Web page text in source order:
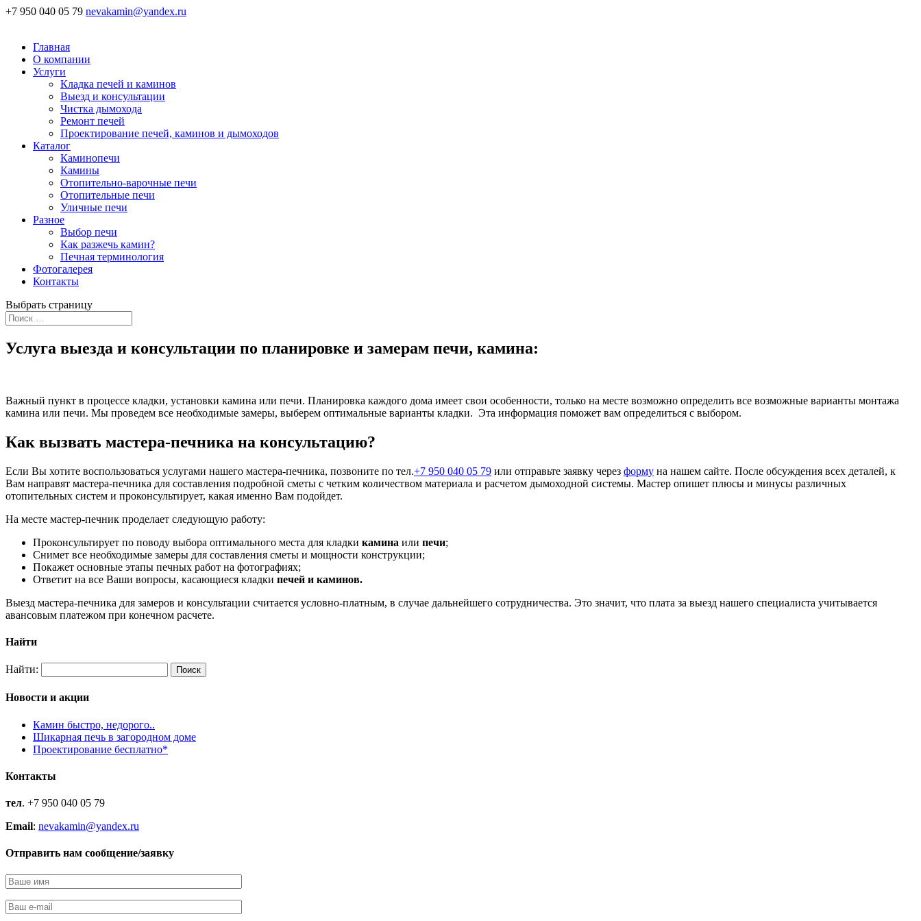
+7 950 040 05 79 nevakamin@yandex.ru
Главная
О компании
Услуги
Кладка печей и каминов
Выезд и консультации
Чистка дымохода
Ремонт печей
Проектирование печей, каминов и дымоходов
Каталог
Каминопечи
Камины
Отопительно-варочные печи
Отопительные печи
Уличные печи
Разное
Выбор печи
Как разжечь камин?
Печная терминология
Фотогалерея
Контакты
Выбрать страницу
Услуга выезда и консультации по планировке и замерам печи, камина:
Важный пункт в процессе кладки, установки камина или печи. Планировка каждого дома имеет свои особенности, только на месте возможно определить все возможные варианты монтажа
камина или печи. Мы проведем все необходимые замеры, выберем оптимальные варианты кладки. Эта информация поможет вам определиться с выбором.
Как вызвать мастера-печника на консультацию?
Если Вы хотите воспользоваться услугами нашего мастера-печника, позвоните по тел.+7 950 040 05 79 или отправьте заявку через форму на нашем сайте. После обсуждения всех деталей, к
Вам направят мастера-печника для составления подробной сметы с четким количеством материала и расчетом дымоходной системы. Мастер опишет плюсы и минусы различных
отопительных систем и проконсультирует, какая именно Вам подойдет.
На месте мастер-печник проделает следующую работу:
Проконсультирует по поводу выбора оптимального места для кладки камина или печи;
Снимет все необходимые замеры для составления сметы и мощности конструкции;
Покажет основные этапы печных работ на фотографиях;
Ответит на все Ваши вопросы, касающиеся кладки печей и каминов.
Выезд мастера-печника для замеров и консультации считается условно-платным, в случае дальнейшего сотрудничества. Это значит, что плата за выезд нашего специалиста учитывается
авансовым платежом при конечном расчете.
Найти
Найти:
Новости и акции
Камин быстро, недорого..
Шикарная печь в загородном доме
Проектирование бесплатно*
Контакты
тел. +7 950 040 05 79
Email: nevakamin@yandex.ru
Отправить нам сообщение/заявку